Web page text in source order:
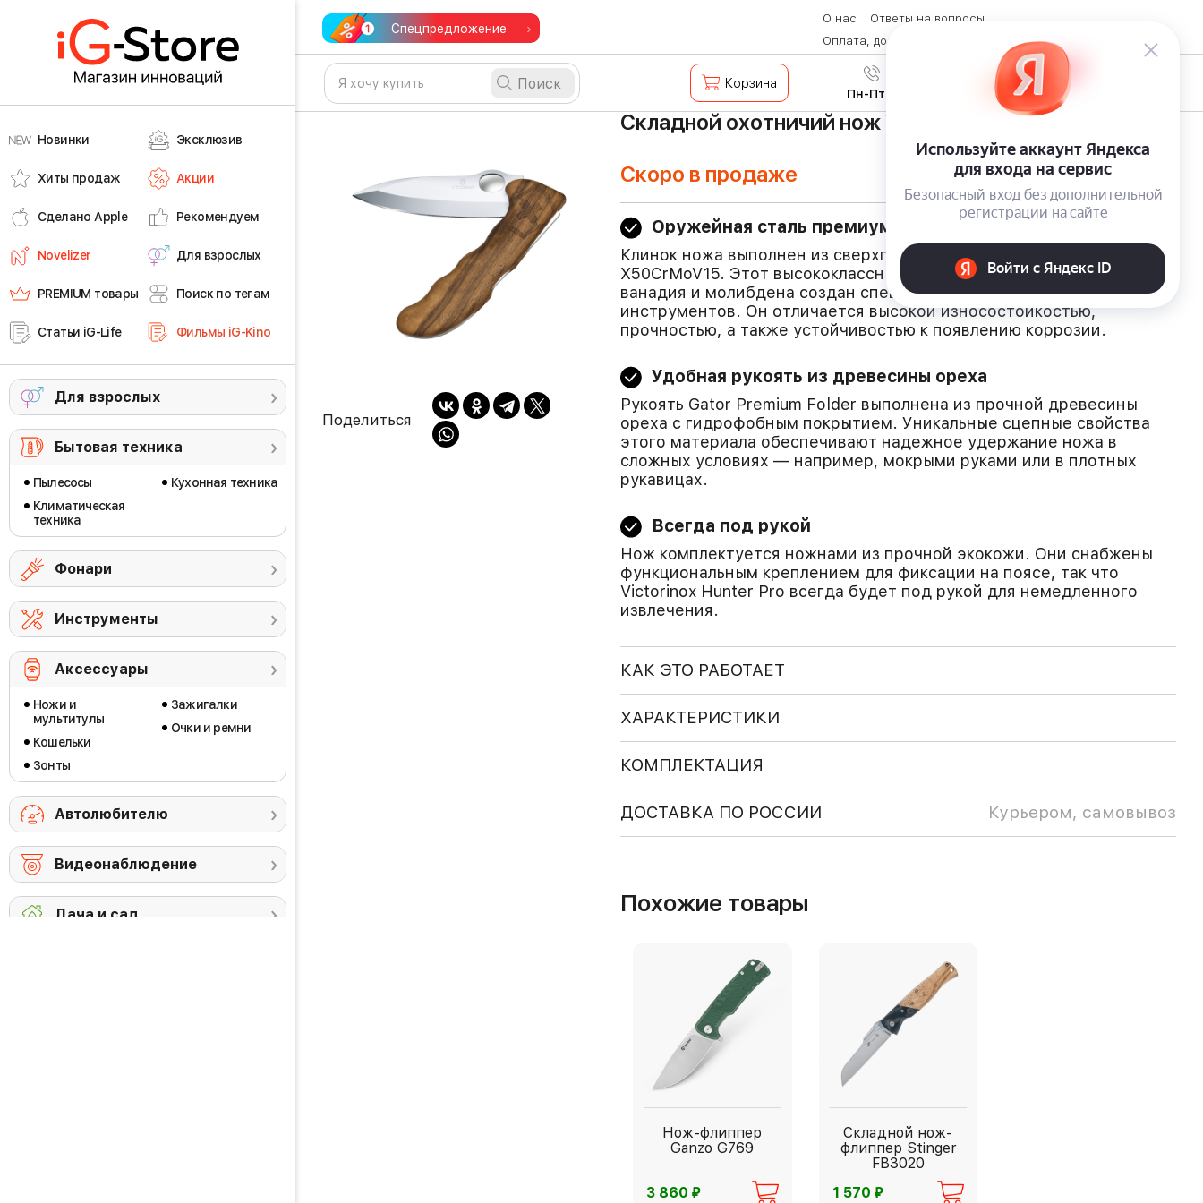
Новинки Эксклюзив
Хиты продаж Акции
Сделано Apple Рекомендуем
Novelizer Для взрослых
PREMIUM товары Поиск по тегам
Статьи iG-Life Фильмы iG-Kino
Для взрослых
Бытовая техника
Пылесосы
Климатическая
техника
Кухонная техника
Фонари
Инструменты
Аксессуары
Ножи и
мультитулы
Кошельки
Зонты
Зажигалки
Очки и ремни
Автолюбителю
Видеонаблюдение
Дача и сад
Спецпредложение
О нас
Ответы на вопросы
Оплата, доставка и возврат товара
Контакты
Поиск Корзина 8 (800) 600-28-07
Пн-Пт с 9:00 до 19:00
Поделиться
Складной охотничий нож Victorinox Hunter Pro Wood
Скоро в продаже
Оружейная сталь премиум-класса
Клинок ножа выполнен из сверхпрочной нержавеющей стали марки
X50CrMoV15. Этот высококлассный сплав с добавками хрома,
ванадия и молибдена создан специально для режущих
инструментов. Он отличается высокой износостойкостью,
прочностью, а также устойчивостью к появлению коррозии.
Удобная рукоять из древесины ореха
Рукоять Gator Premium Folder выполнена из прочной древесины
ореха с гидрофобным покрытием. Уникальные сцепные свойства
этого материала обеспечивают надежное удержание ножа в
сложных условиях — например, мокрыми руками или в плотных
рукавицах.
Всегда под рукой
Нож комплектуется ножнами из прочной экокожи. Они снабжены
функциональным креплением для фиксации на поясе, так что
Victorinox Hunter Pro всегда будет под рукой для немедленного
извлечения.
КАК ЭТО РАБОТАЕТ
ХАРАКТЕРИСТИКИ
КОМПЛЕКТАЦИЯ
ДОСТАВКА ПО РОССИИ Курьером, самовывоз
Похожие товары
Нож-флиппер
Ganzo G769
3 860 ⃏
Складной нож-
флиппер Stinger
FB3020
1 570 ⃏